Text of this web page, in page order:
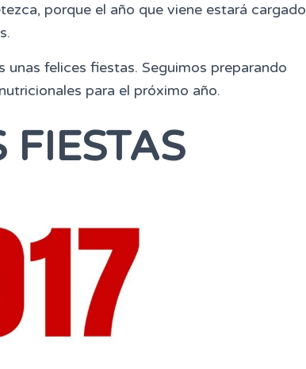
porque el año que viene estará cargado
felices fiestas. Seguimos preparando
para el próximo año.
FIESTAS